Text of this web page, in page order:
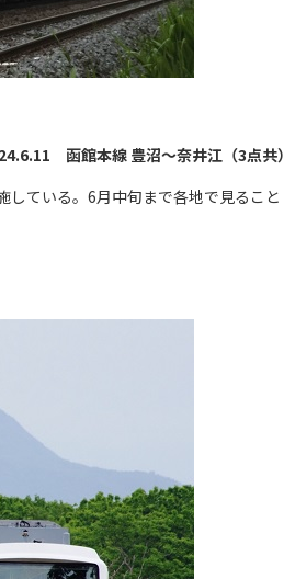
函館本線 豊沼〜奈井江（3点共）
ている。6月中旬まで各地で見ること